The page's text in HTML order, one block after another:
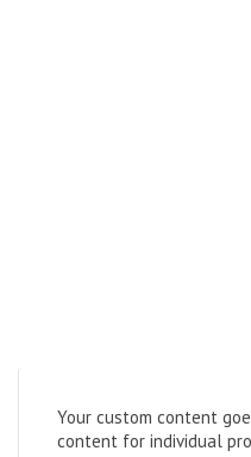
Your custom content
content for individual